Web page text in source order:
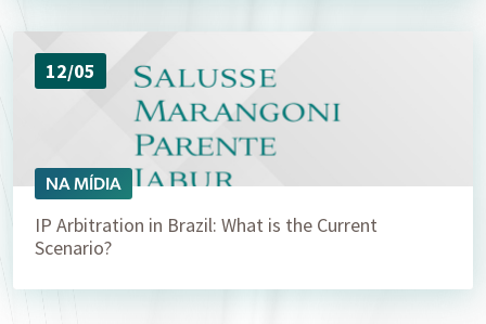
12/05
NA MÍDIA
IP Arbitration in Brazil: What is the Current
Scenario?